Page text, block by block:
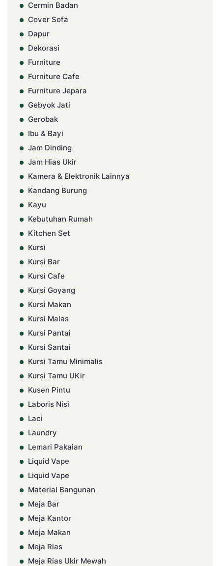
Cermin Badan
Cover Sofa
Dapur
Dekorasi
Furniture
Furniture Cafe
Furniture Jepara
Gebyok Jati
Gerobak
Ibu & Bayi
Jam Dinding
Jam Hias Ukir
Kamera & Elektronik Lainnya
Kandang Burung
Kayu
Kebutuhan Rumah
Kitchen Set
Kursi
Kursi Bar
Kursi Cafe
Kursi Goyang
Kursi Makan
Kursi Malas
Kursi Pantai
Kursi Santai
Kursi Tamu Minimalis
Kursi Tamu UKir
Kusen Pintu
Laboris Nisi
Laci
Laundry
Lemari Pakaian
Liquid Vape
Liquid Vape
Material Bangunan
Meja Bar
Meja Kantor
Meja Makan
Meja Rias
Meja Rias Ukir Mewah